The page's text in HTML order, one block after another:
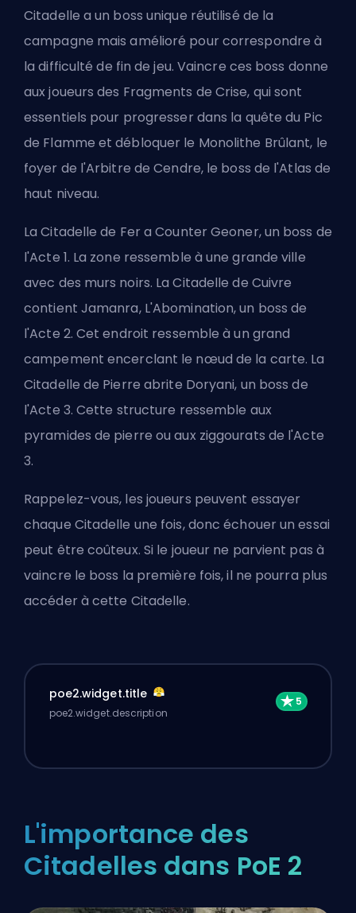
Citadelle a un boss unique réutilisé de la
campagne mais amélioré pour correspondre à
la difficulté de fin de jeu. Vaincre ces boss donne
aux joueurs des Fragments de Crise, qui sont
essentiels pour progresser dans la quête du Pic
de Flamme et débloquer le Monolithe Brûlant, le
foyer de l'Arbitre de Cendre, le boss de l'Atlas de
haut niveau.
La Citadelle de Fer a Counter Geoner, un boss de
l'Acte 1. La zone ressemble à une grande ville
avec des murs noirs. La Citadelle de Cuivre
contient Jamanra, L'Abomination, un boss de
l'Acte 2. Cet endroit ressemble à un grand
campement encerclant le nœud de la carte. La
Citadelle de Pierre abrite Doryani, un boss de
l'Acte 3. Cette structure ressemble aux
pyramides de pierre ou aux ziggourats de l'Acte
3.
Rappelez-vous, les joueurs peuvent essayer
chaque Citadelle une fois, donc échouer un essai
peut être coûteux. Si le joueur ne parvient pas à
vaincre le boss la première fois, il ne pourra plus
accéder à cette Citadelle.
poe2.widget.title
poe2.widget.description
L'importance des
Citadelles dans PoE 2